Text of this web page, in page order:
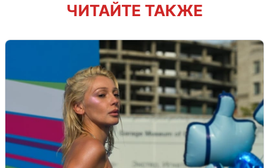
ЧИТАЙТЕ ТАКЖЕ